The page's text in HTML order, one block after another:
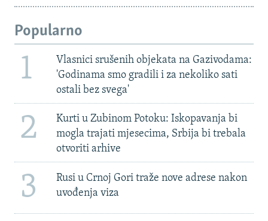
Popularno
1
Vlasnici srušenih objekata na Gazivodama:
'Godinama smo gradili i za nekoliko sati
ostali bez svega'
2
Kurti u Zubinom Potoku: Iskopavanja bi
mogla trajati mjesecima, Srbija bi trebala
otvoriti arhive
3
Rusi u Crnoj Gori traže nove adrese nakon
uvođenja viza